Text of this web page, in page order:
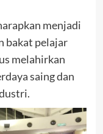
menjadi
bakat pelajar
melahirkan
saing dan